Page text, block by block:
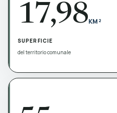
17,98KM²
SUPERFICIE
del territorio comunale